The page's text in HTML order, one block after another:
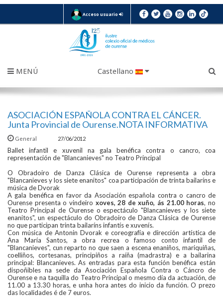
Acceso usuario
MENÚ Castellano
ASOCIACIÓN ESPAÑOLA CONTRA EL CÁNCER.
Junta Provincial de Ourense.NOTA INFORMATIVA
General 27/06/2012
Ballet infantil e xuvenil na gala benéfica contra o cancro, coa
representación de "Blancanieves" no Teatro Principal
O Obradoiro de Danza Clásica de Ourense representa a obra
"Blancanieves y los siete enanitos" coa participación de trinta bailaríns e
música de Dvorak
A gala benéfica en favor da Asociación española contra o cancro de
Ourense presenta o vindeiro xoves, 28 de xuño, ás 21.00 horas, no
Teatro Principal de Ourense o espectáculo "Blancanieves y los siete
enanitos", un espectáculo do Obradoiro de Danza Clásica de Ourense
no que participan trinta bailaríns infantís e xuvenís.
Con música de Antonin Dvorak e coreografía e dirección artística de
Ana María Santos, a obra recrea o famoso conto infantil de
"Blancanieves", cun reparto no que saen a escena enaniños, mariquiñas,
coelliños, cortesanas, principiños a raíña (madrastra) e a bailarina
principal: Blancanieves. As entradas para esta función benéfica están
dispoñibles na sede da Asociación Española Contra o Cáncro de
Ourense e na taquilla do Teatro Principal o mesmo día da actuación, de
11.00 a 13.30 horas, e unha hora antes do inicio da función. O prezo
das localidades é de 7 euros.